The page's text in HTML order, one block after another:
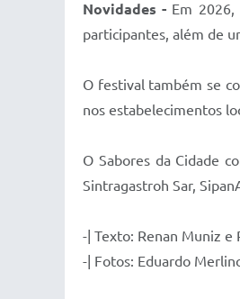
Novidades - Em 2026,
participantes, além de
O festival também se
nos estabelecimentos
O Sabores da Cidade
Sintragastroh Sar,
-| Texto: Renan Muniz e
-| Fotos: Eduardo